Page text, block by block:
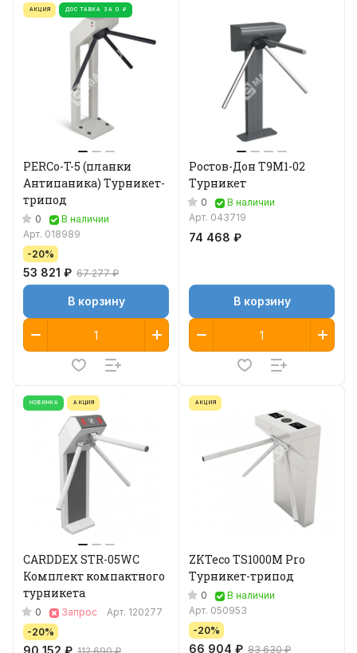
АКЦИЯ ДОСТАВКА ЗА 0 ₽
PERCo-T-5 (планки
Антипаника) Турникет-
трипод
0
В наличии
Арт. 018989
-20%
53 821 ₽ 67 277 ₽
В корзину
Ростов-Дон Т9М1-02
Турникет
0
В наличии
Арт. 043719
74 468 ₽
В корзину
НОВИНКА АКЦИЯ
CARDDEX STR-05WC
Комплект компактного
турникета
0 Запрос Арт. 120277
-20%
90 152 ₽
АКЦИЯ
ZKTeco TS1000M Pro
Турникет-трипод
0
В наличии
Арт. 050953
-20%
66 904 ₽ 83 630 ₽